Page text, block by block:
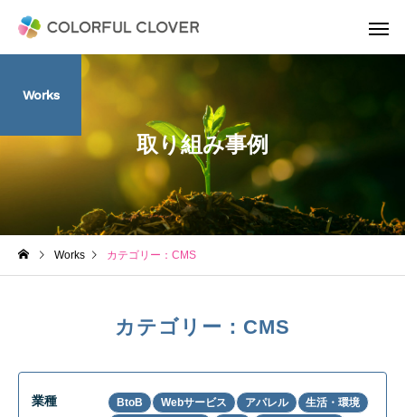
取り組み事例
Works
Works カテゴリー：CMS
カテゴリー：CMS
業種 BtoB Webサービス アパレル
生活・環境